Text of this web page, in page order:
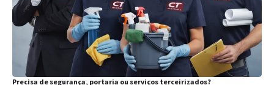
Precisa de segurança, portaria ou serviços terceirizados?